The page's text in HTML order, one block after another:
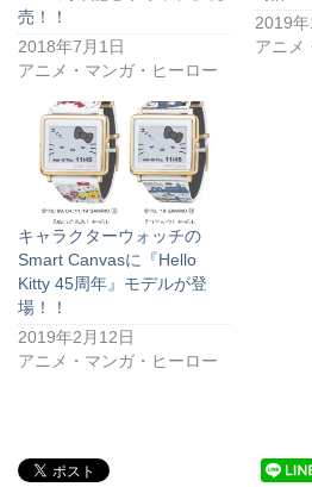
売！！
2018年7月1日
アニメ・マンガ・ヒーロー
2019年
アニメ
キャラクターウォッチの
Smart Canvasに『Hello
Kitty 45周年』モデルが登
場！！
2019年2月12日
アニメ・マンガ・ヒーロー